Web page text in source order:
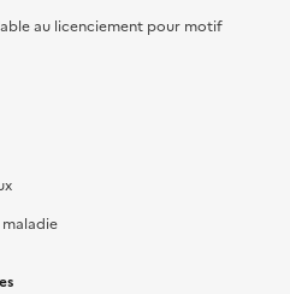
au licenciement pour motif